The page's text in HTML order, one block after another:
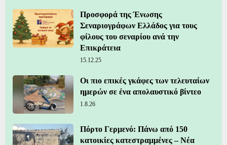
Προσφορά της Ένωσης
Σεναριογράφων Ελλάδος για τους
φίλους του σεναρίου ανά την
Επικράτεια
15.12.25
Οι πιο επικές γκάφες των τελευταίων
ημερών σε ένα απολαυστικό βίντεο
1.8.26
Πόρτο Γερμενό: Πάνω από 150
κατοικίες κατεστραμμένες – Νέα